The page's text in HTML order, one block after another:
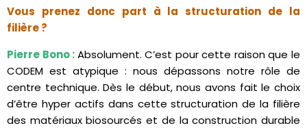
Vous prenez donc part à la structuration de la
filière?
Pierre Bono :Absolument. C’est pour cette raison que le
CODEM est atypique : nous dépassons notre rôle de
centre technique. Dès le début, nous avons fait le choix
d’être hyper actifs dans cette structuration de la filière
des matériaux biosourcés et de la construction durable